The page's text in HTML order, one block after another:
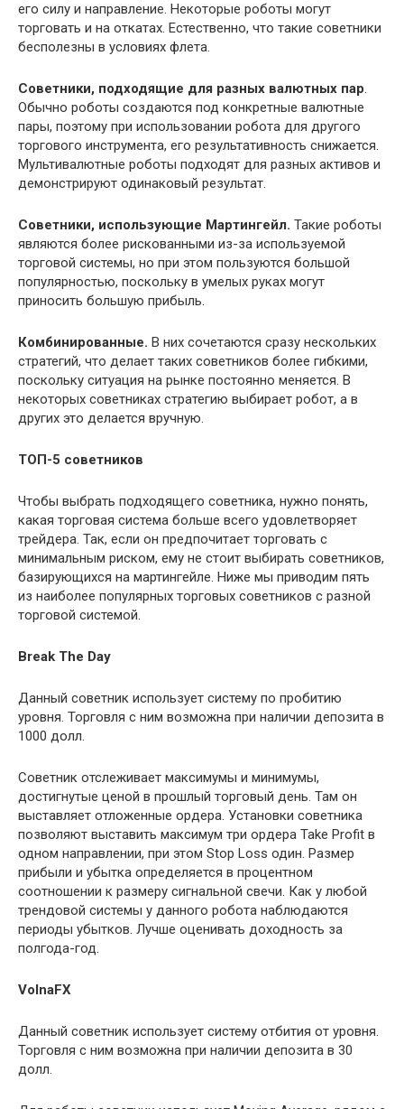
его силу и направление. Некоторые роботы могут
торговать и на откатах. Естественно, что такие советники
бесполезны в условиях флета.
Советники, подходящие для разных валютных пар.
Обычно роботы создаются под конкретные валютные
пары, поэтому при использовании робота для другого
торгового инструмента, его результативность снижается.
Мультивалютные роботы подходят для разных активов и
демонстрируют одинаковый результат.
Советники, использующие Мартингейл. Такие роботы
являются более рискованными из-за используемой
торговой системы, но при этом пользуются большой
популярностью, поскольку в умелых руках могут
приносить большую прибыль.
Комбинированные. В них сочетаются сразу нескольких
стратегий, что делает таких советников более гибкими,
поскольку ситуация на рынке постоянно меняется. В
некоторых советниках стратегию выбирает робот, а в
других это делается вручную.
ТОП-5 советников
Чтобы выбрать подходящего советника, нужно понять,
какая торговая система больше всего удовлетворяет
трейдера. Так, если он предпочитает торговать с
минимальным риском, ему не стоит выбирать советников,
базирующихся на мартингейле. Ниже мы приводим пять
из наиболее популярных торговых советников с разной
торговой системой.
Break The Day
Данный советник использует систему по пробитию
уровня. Торговля с ним возможна при наличии депозита в
1000 долл.
Советник отслеживает максимумы и минимумы,
достигнутые ценой в прошлый торговый день. Там он
выставляет отложенные ордера. Установки советника
позволяют выставить максимум три ордера Take Profit в
одном направлении, при этом Stop Loss один. Размер
прибыли и убытка определяется в процентном
соотношении к размеру сигнальной свечи. Как у любой
трендовой системы у данного робота наблюдаются
периоды убытков. Лучше оценивать доходность за
полгода-год.
VolnaFX
Данный советник использует систему отбития от уровня.
Торговля с ним возможна при наличии депозита в 30
долл.